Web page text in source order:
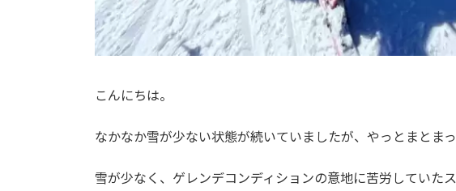
こんにちは。
なかなか雪が少ない状態が続いていましたが、やっとまとま
雪が少なく、ゲレンデコンディションの意地に苦労していた